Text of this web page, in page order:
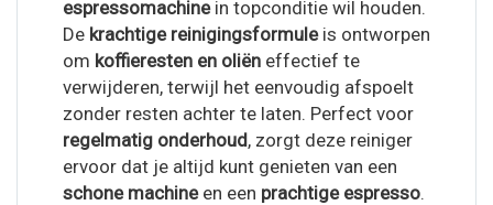
espressomachinein topconditie wil houden.
De krachtige reinigingsformuleis ontworpen
om koffieresten en oliën effectief te
verwijderen, terwijl het eenvoudig afspoelt
zonder resten achter te laten. Perfect voor
regelmatig onderhoud, zorgt deze reiniger
ervoor dat je altijd kunt genieten van een
schone machineen een prachtige espresso.